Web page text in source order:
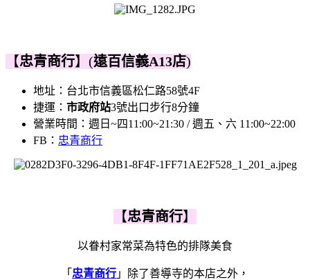
【忠青商行】(遠百信義A13店)
地址： 台北市信義區松仁路58號4F
捷運： 市政府站3號出口步行8分鐘
營業時間：週日~四11:00~21:30 / 週五、六 11:00~22:00
FB： 忠青商行
【忠青商行】
以眷村家常菜為特色的排隊美食
「 忠青商行 」除了善導寺的本店之外，